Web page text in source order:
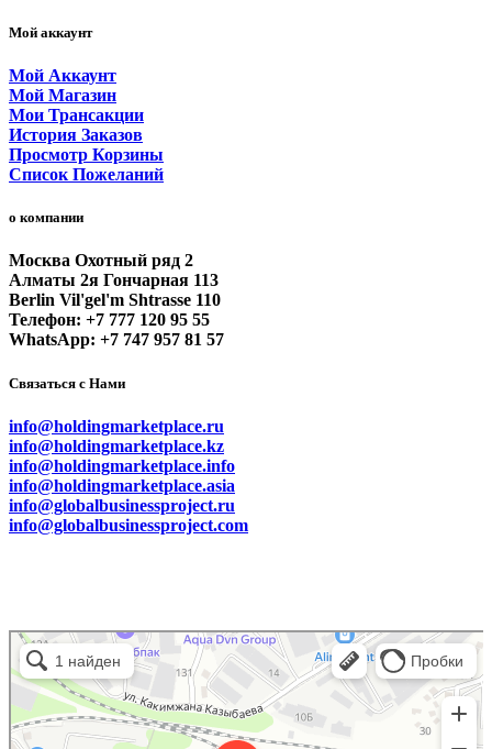
Мой аккаунт
Мой Аккаунт
Мой Магазин
Мои Трансакции
История Заказов
Просмотр Корзины
Список Пожеланий
о компании
Москва Охотный ряд 2
Алматы 2я Гончарная 113
Berlin Vil'gel'm Shtrasse 110
Телефон: +7 777 120 95 55
WhatsApp: +7 747 957 81 57
Связаться с Нами
info@holdingmarketplace.ru
info@holdingmarketplace.kz
info@holdingmarketplace.info
info@holdingmarketplace.asia
info@globalbusinessproject.ru
info@globalbusinessproject.com
Маркетплейс Казахстана
Рекламное агентство в Алматы
Информационное агентство в Алматы